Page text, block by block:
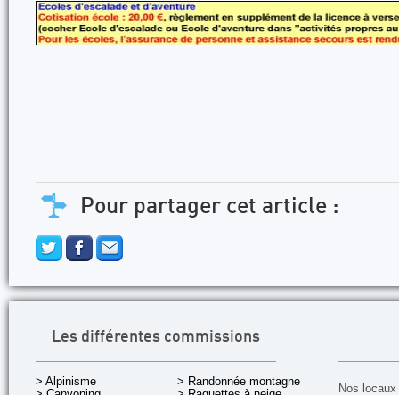
Pour partager cet article :
Les différentes commissions
> Alpinisme
> Randonnée montagne
Nos